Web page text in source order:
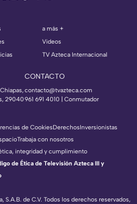
a más +
Videos
TV Azteca Internacional
29040
CONTACTO
contacto@tvazteca.com
961 691 4010 | Conmutador
S.A.B. de C.V. Todos los derechos reservados,
de CookiesDerechosInversionistas
Trabaja con nosotros
integridad y cumplimiento
de Ética de Televisión Azteca III y